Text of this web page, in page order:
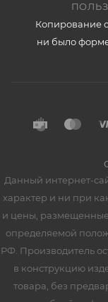
Копирование
ни было
Данный интернет-
характер и ни при
и цены, размещенные
определяемой
РФ. Производитель
в конструкцию
товара, без